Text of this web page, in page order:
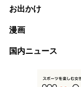
お出かけ
漫画
国内ニュース